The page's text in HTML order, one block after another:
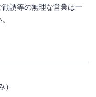
誘等の無理な営業は一